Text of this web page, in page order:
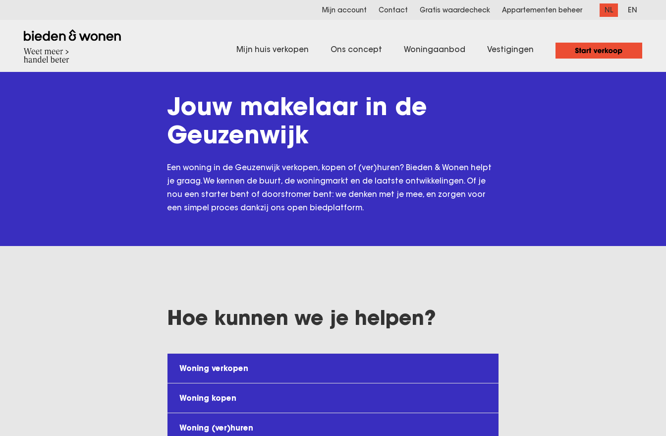
Mijn account Contact Gratis waardecheck Appartementen beheer NL EN
Mijn huis verkopen Ons concept Woningaanbod Vestigingen
Jouw makelaar in de
Geuzenwijk
Een woning in de Geuzenwijk verkopen, kopen of (ver)huren? Bieden & Wonen helpt
je graag. We kennen de buurt, de woningmarkt en de laatste ontwikkelingen. Of je
nou een starter bent of doorstromer bent: we denken met je mee, en zorgen voor
een simpel proces dankzij ons open biedplatform.
Hoe kunnen we je helpen?
Woning verkopen
Woning kopen
Woning (ver)huren